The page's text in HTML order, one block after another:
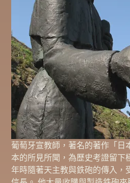
葡萄牙宣教師，著名的著作「日
本的所見所聞，為歷史考證留下
年時隨著天主教與鉄砲的傳入，